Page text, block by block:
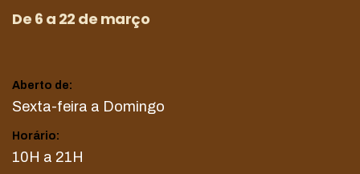
De 6 a 22 de março
Aberto de:
Sexta-feira a Domingo
Horário:
10H a 21H